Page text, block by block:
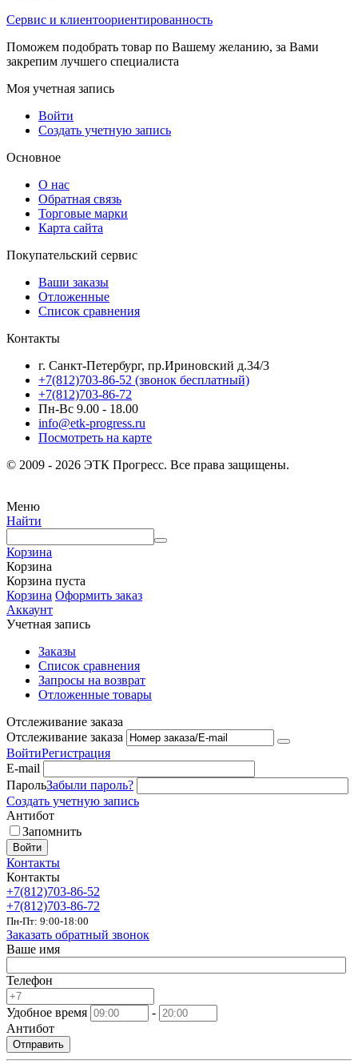
Сервис и клиентоориентированность
Поможем подобрать товар по Вашему желанию, за Вами
закрепим лучшего специалиста
Моя учетная запись
Войти
Создать учетную запись
Основное
О нас
Обратная связь
Торговые марки
Карта сайта
Покупательский сервис
Ваши заказы
Отложенные
Список сравнения
Контакты
г. Санкт-Петербург, пр.Ириновский д.34/3
+7(812)703-86-52 (звонок бесплатный)
+7(812)703-86-72
Пн-Вс 9.00 - 18.00
info@etk-progress.ru
Посмотреть на карте
© 2009 - 2026 ЭТК Прогресс. Все права защищены.
Меню
Найти
Корзина
Корзина
Корзина пуста
Корзина Оформить заказ
Аккаунт
Учетная запись
Заказы
Список сравнения
Запросы на возврат
Отложенные товары
Отслеживание заказа
Отслеживание заказа
ВойтиРегистрация
E-mail
ПарольЗабыли пароль?
Создать учетную запись
Антибот
Запомнить
Войти
Контакты
Контакты
+7(812)703-86-52
+7(812)703-86-72
Пн-Пт: 9:00-18:00
Заказать обратный звонок
Ваше имя
Телефон
Удобное время
-
Антибот
Отправить